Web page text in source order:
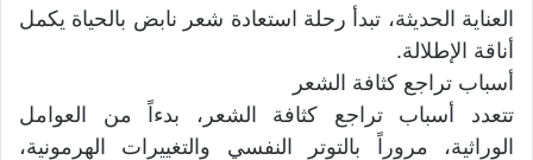
العناية الحديثة، تبدأ رحلة استعادة شعر نابض بالحياة يكمل
أناقة الإطلالة.
أسباب تراجع كثافة الشعر
تتعدد أسباب تراجع كثافة الشعر، بدءاً من العوامل
الوراثية، مروراً بالتوتر النفسي والتغييرات الهرمونية،